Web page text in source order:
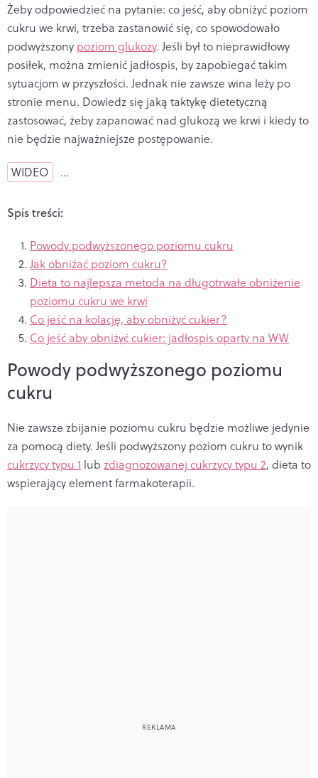
Żeby odpowiedzieć na pytanie: co jeść, aby obniżyć poziom
cukru we krwi, trzeba zastanowić się, co spowodowało
podwyższony poziom glukozy. Jeśli był to nieprawidłowy
posiłek, można zmienić jadłospis, by zapobiegać takim
sytuacjom w przyszłości. Jednak nie zawsze wina leży po
stronie menu. Dowiedz się jaką taktykę dietetyczną
zastosować, żeby zapanować nad glukozą we krwi i kiedy to
nie będzie najważniejsze postępowanie.
WIDEO …
Spis treści:
Powody podwyższonego poziomu cukru
Jak obniżać poziom cukru?
Dieta to najlepsza metoda na długotrwałe obniżenie
poziomu cukru we krwi
Co jeść na kolację, aby obniżyć cukier?
Co jeść aby obniżyć cukier: jadłospis oparty na WW
Powody podwyższonego poziomu
cukru
Nie zawsze zbijanie poziomu cukru będzie możliwe jedynie
za pomocą diety. Jeśli podwyższony poziom cukru to wynik
cukrzycy typu 1 lub zdiagnozowanej cukrzycy typu 2, dieta to
wspierający element farmakoterapii.